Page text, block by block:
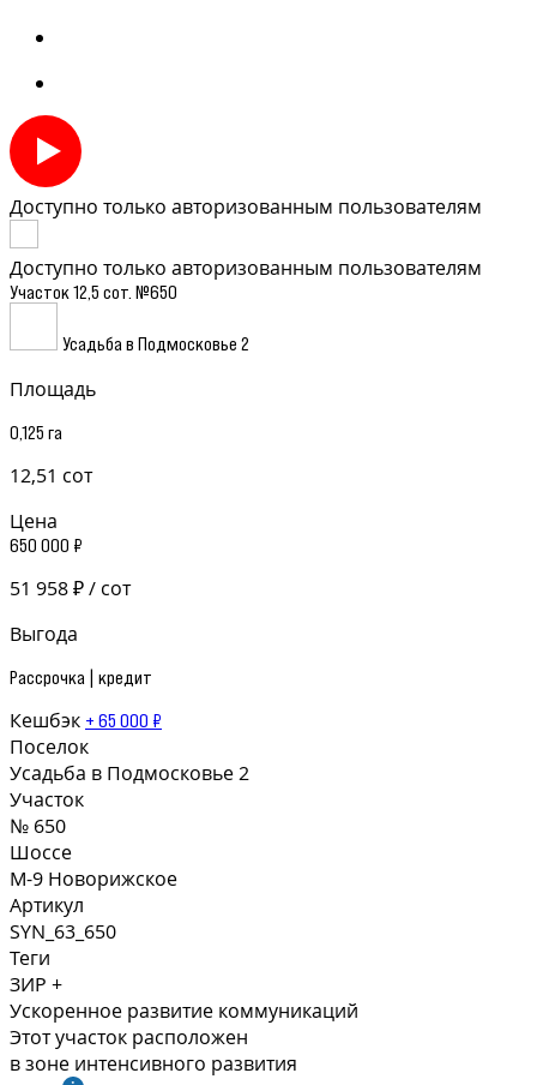
Доступно только авторизованным пользователям
Доступно только авторизованным пользователям
Участок 12,5 сот. №650
Усадьба в Подмосковье 2
Площадь
0,125 га
12,51 сот
Цена
650 000 ₽
51 958 ₽ / сот
Выгода
Рассрочка | кредит
Кешбэк + 65 000 ₽
Поселок
Усадьба в Подмосковье 2
Участок
№ 650
Шоссе
М-9 Новорижское
Артикул
SYN_63_650
Теги
ЗИР +
Ускоренное развитие коммуникаций
Этот участок расположен
в зоне интенсивного развития